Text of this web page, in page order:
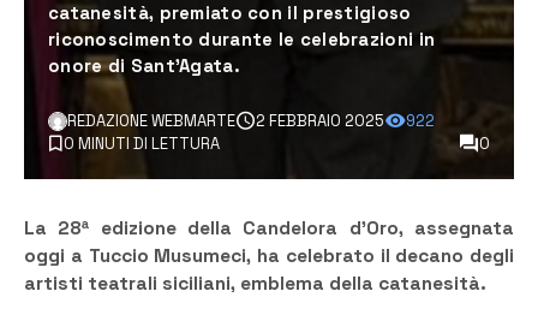
catanesità, premiato con il prestigioso
riconoscimento durante le celebrazioni in
onore di Sant'Agata.
REDAZIONE WEBMARTE 2 FEBBRAIO 2025
922
0 MINUTI DI LETTURA
0
La 28ª edizione della Candelora d’Oro, assegnata
oggi a Tuccio Musumeci, ha celebrato il decano degli
artisti teatrali siciliani, emblema della catanesità.